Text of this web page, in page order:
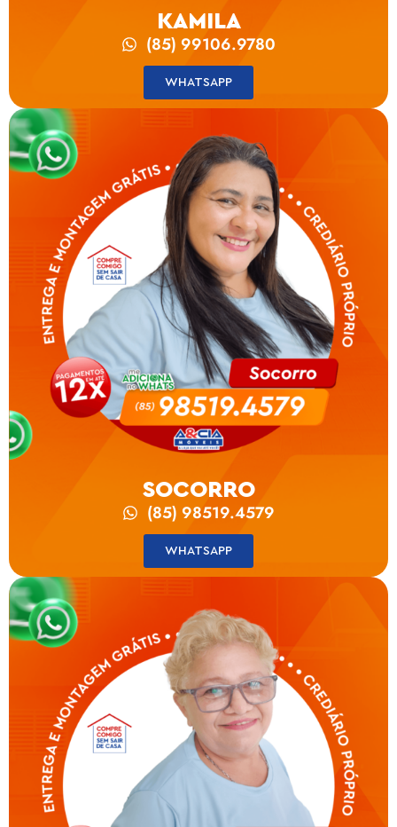
KAMILA
(85) 99106.9780
WHATSAPP
SOCORRO
(85) 98519.4579
WHATSAPP